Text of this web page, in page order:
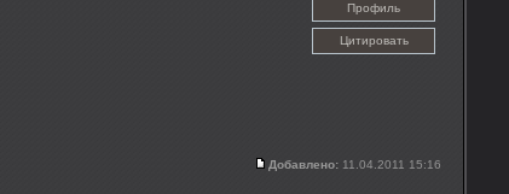
Профиль
Цитировать
Добавлено: 11.04.2011 15:16